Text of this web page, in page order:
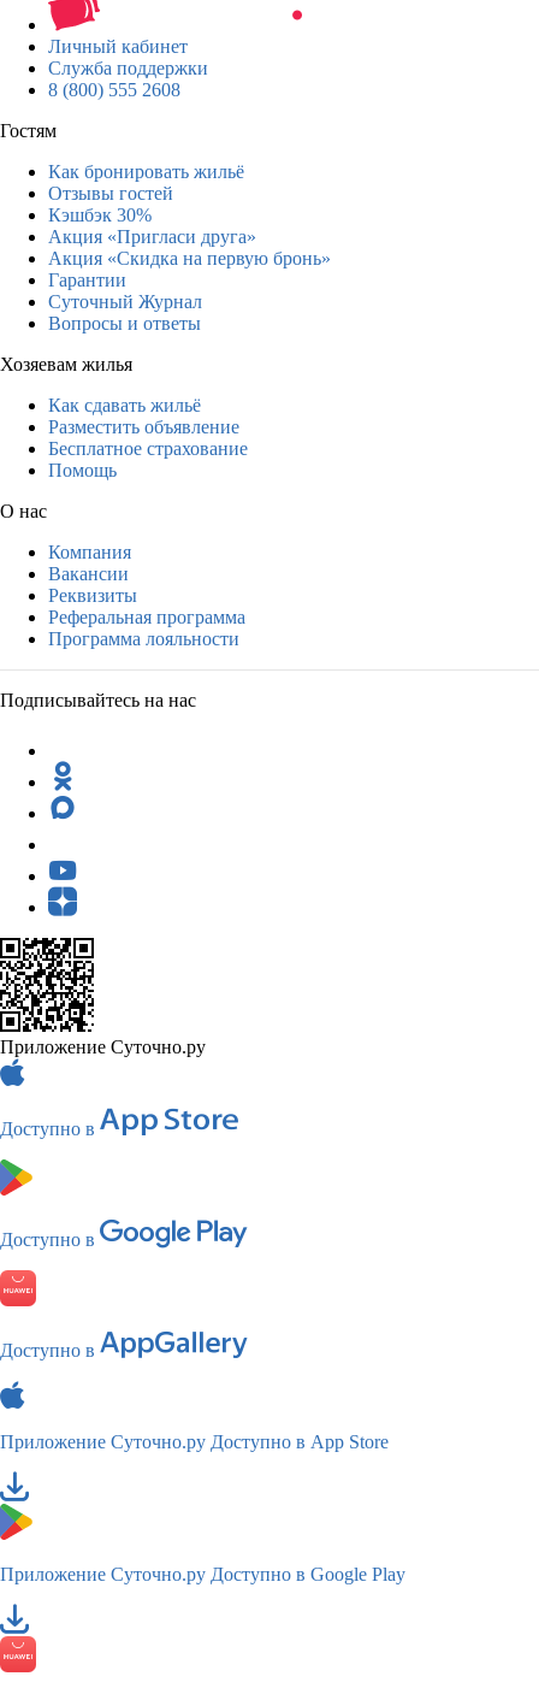
Личный кабинет
Служба поддержки
8 (800) 555 2608
Гостям
Как бронировать жильё
Отзывы гостей
Кэшбэк 30%
Акция «Пригласи друга»
Акция «Скидка на первую бронь»
Гарантии
Суточный Журнал
Вопросы и ответы
Хозяевам жилья
Как сдавать жильё
Разместить объявление
Бесплатное страхование
Помощь
О нас
Компания
Вакансии
Реквизиты
Реферальная программа
Программа лояльности
Подписывайтесь на нас
Приложение Суточно.ру
Доступно в
Доступно в
Доступно в
Приложение Суточно.ру Доступно в App Store
Приложение Суточно.ру Доступно в Google Play